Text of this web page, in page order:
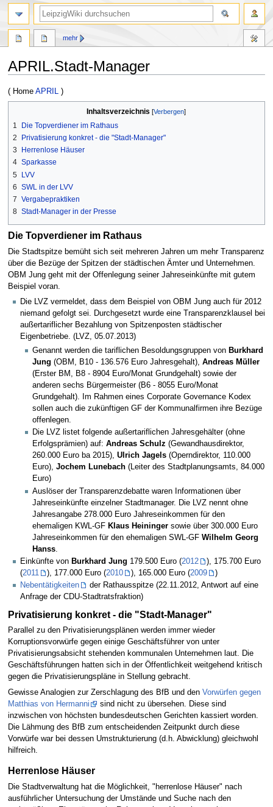
APRIL.Stadt-Manager
Zur
Navigation
Zur
Suche
( Home APRIL )
Inhaltsverzeichnis
1
Die Topverdiener im Rathaus
2
Privatisierung konkret - die "Stadt-Manager"
3
Herrenlose Häuser
4 Sparkasse
5 LVV
6 SWL in der LVV
7 Vergabepraktiken
8 Stadt-Manager in der Presse
Die Topverdiener im Rathaus
Die Stadtspitze bemüht sich seit mehreren Jahren um mehr Transparenz
über die Bezüge der Spitzen der städtischen Ämter und Unternehmen.
OBM Jung geht mit der Offenlegung seiner Jahreseinkünfte mit gutem
Beispiel voran.
Die LVZ vermeldet, dass dem Beispiel von OBM Jung auch für 2012
niemand gefolgt sei. Durchgesetzt wurde eine Transparenzklausel bei
außertariflicher Bezahlung von Spitzenposten städtischer
Eigenbetriebe. (LVZ, 05.07.2013)
Genannt werden die tariflichen Besoldungsgruppen von Burkhard
Jung (OBM, B10 - 136.576 Euro Jahresgehalt),Andreas Müller
(Erster BM, B8 - 8904 Euro/Monat Grundgehalt) sowie der
anderen sechs Bürgermeister (B6 - 8055 Euro/Monat
Grundgehalt). Im Rahmen eines Corporate Governance Kodex
sollen auch die zukünftigen GF der Kommunalfirmen ihre Bezüge
offenlegen.
Die LVZ listet folgende außertariflichen Jahresgehälter (ohne
Erfolgsprämien) auf:Andreas Schulz (Gewandhausdirektor,
260.000 Euro ba 2015),Ulrich Jagels (Operndirektor, 110.000
Euro),Jochem Lunebach (Leiter des Stadtplanungsamts, 84.000
Euro)
Auslöser der Transparenzdebatte waren Informationen über
Jahreseinkünfte einzelner Stadtmanager. Die LVZ nennt ohne
Jahresangabe 278.000 Euro Jahreseinkommen für den
ehemaligen KWL-GF Klaus Heininger sowie über 300.000 Euro
Jahreseinkommen für den ehemaligen SWL-GFWilhelm Georg
Hanss
Einkünfte von Burkhard Jung 179.500 Euro (2012
), 175.700 Euro
(2011 ), 177.000 Euro (2010 ), 165.000 Euro (2009
)
Nebentätigkeiten
der Rathausspitze (22.11.2012, Antwort auf eine
Anfrage der CDU-Stadtratsfraktion)
Privatisierung konkret - die "Stadt-Manager"
Parallel zu den Privatisierungsplänen werden immer wieder
Korruptionsvorwürfe gegen einige Geschäftsführer von unter
Privatisierungsabsicht stehenden kommunalen Unternehmen laut. Die
Geschäftsführungen hatten sich in der Öffentlichkeit weitgehend kritisch
gegen die Privatisierungspläne in Stellung gebracht.
Gewisse Analogien zur Zerschlagung des BfB und den Vorwürfen gegen
Matthias von Hermanni
sind nicht zu übersehen. Diese sind
inzwischen von höchsten bundesdeutschen Gerichten kassiert worden.
Die Lähmung des BfB zum entscheidenden Zeitpunkt durch diese
Vorwürfe war bei dessen Umstrukturierung (d.h. Abwicklung) gleichwohl
hilfreich.
Herrenlose Häuser
Die Stadtverwaltung hat die Möglichkeit, "herrenlose Häuser" nach
ausführlicher Untersuchung der Umstände und Suche nach den
mehr